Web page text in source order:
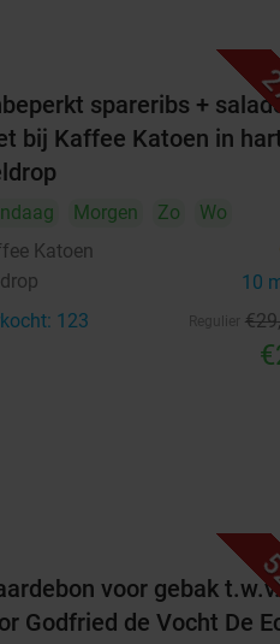
spareribs +
bij Kaffee Katoen in
Morgen Zo
Wo
Katoen
10
123 €29
voor gebak
Godfried de Vocht De